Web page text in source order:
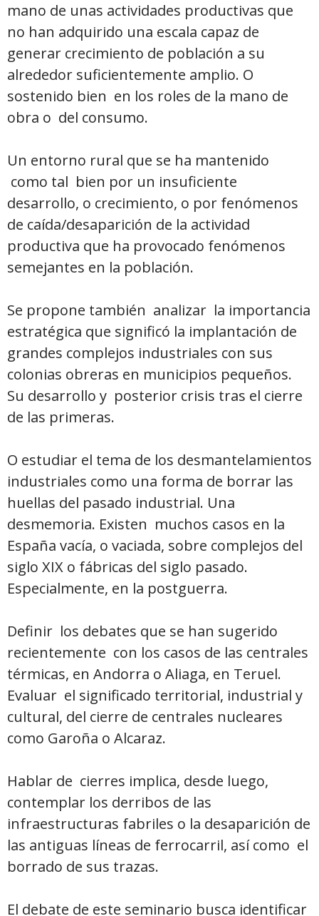
mano de unas actividades productivas que
no han adquirido una escala capaz de
generar crecimiento de población a su
alrededor suficientemente amplio. O
sostenido bien en los roles de la mano de
obra o del consumo.
Un entorno rural que se ha mantenido
como tal bien por un insuficiente
desarrollo, o crecimiento, o por fenómenos
de caída/desaparición de la actividad
productiva que ha provocado fenómenos
semejantes en la población.
Se propone también analizar la importancia
estratégica que significó la implantación de
grandes complejos industriales con sus
colonias obreras en municipios pequeños.
Su desarrollo y posterior crisis tras el cierre
de las primeras.
O estudiar el tema de los desmantelamientos
industriales como una forma de borrar las
huellas del pasado industrial. Una
desmemoria. Existen muchos casos en la
España vacía, o vaciada, sobre complejos del
siglo XIX o fábricas del siglo pasado.
Especialmente, en la postguerra.
Definir los debates que se han sugerido
recientemente con los casos de las centrales
térmicas, en Andorra o Aliaga, en Teruel.
Evaluar el significado territorial, industrial y
cultural, del cierre de centrales nucleares
como Garoña o Alcaraz.
Hablar de cierres implica, desde luego,
contemplar los derribos de las
infraestructuras fabriles o la desaparición de
las antiguas líneas de ferrocarril, así como el
borrado de sus trazas.
El debate de este seminario busca identificar